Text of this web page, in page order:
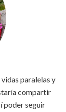
paralelas y
compartir
poder seguir